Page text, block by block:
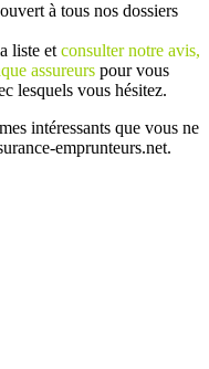
à tous nos dossiers
liste et consulter notre avis,
assureurs pour vous
lesquels vous hésitez.
intéressants que vous ne
emprunteurs.net.